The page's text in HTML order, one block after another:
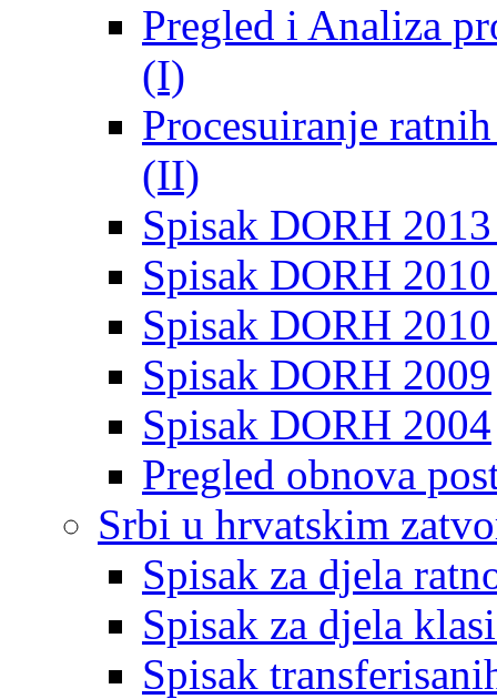
Pregled i Analiza
(I)
Procesuiranje
(II)
Spisak DORH
Spisak DORH
Spisak DORH
Spisak DORH 2009
Spisak DORH 2004
Pregled obnova
Srbi u hrvatskim
Spisak za djela
Spisak za djela
Spisak